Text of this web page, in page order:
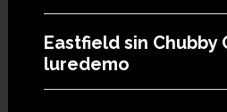
Eastfield sin Chubby
luredemo